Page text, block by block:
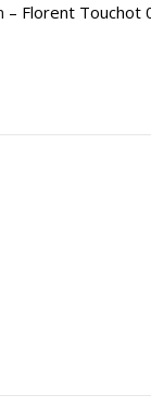
– Florent Touchot